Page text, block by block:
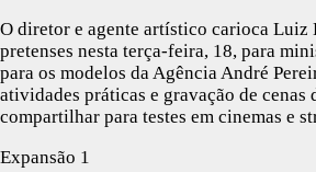
O diretor e agente artístico carioca Luiz
pretenses nesta terça-feira, 18, para
para os modelos da Agência André
atividades práticas e gravação de
compartilhar para testes em cinemas e
Expansão 1